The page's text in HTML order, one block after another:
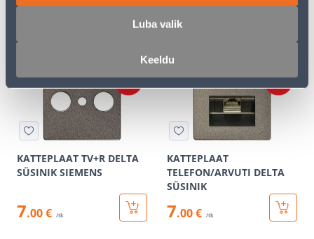
Luba valik
Keeldu
15
KATTEPLAAT TV+R DELTA
SÜSINIK SIEMENS
7.00 € /tk
KATTEPLAAT
TELEFON/ARVUTI DELTA
SÜSINIK
7.00 € /tk